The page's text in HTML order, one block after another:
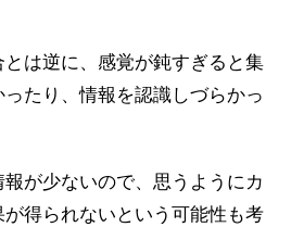
は逆に、感覚が鈍すぎると集
たり、情報を認識しづらかっ
が少ないので、思うようにカ
得られないという可能性も考